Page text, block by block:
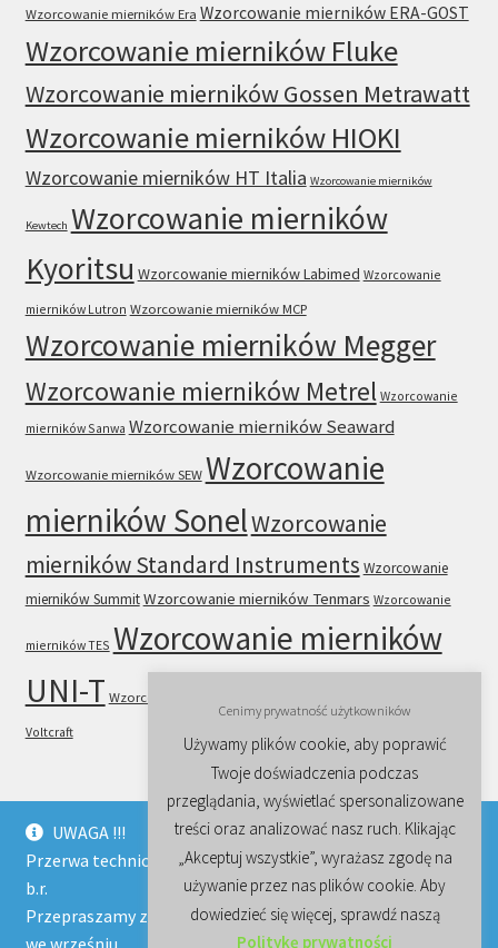
UWAGA !!!
Przerwa techniczna trwa w naszej firmie do końca sierpnia
b.r.
Przepraszamy za niedogodności i zapraszamy ponownie
we wrześniu.
Wzorcowanie mierników Era Wzorcowanie mierników ERA-GOST
Wzorcowanie mierników Fluke
Wzorcowanie mierników Gossen Metrawatt
Wzorcowanie mierników HIOKI
Wzorcowanie mierników HT Italia Wzorcowanie mierników
Kewtech Wzorcowanie mierników
Kyoritsu Wzorcowanie mierników Labimed Wzorcowanie
mierników Lutron Wzorcowanie mierników MCP
Wzorcowanie mierników Megger
Wzorcowanie mierników Metrel Wzorcowanie
mierników Sanwa Wzorcowanie mierników Seaward
Wzorcowanie mierników SEW Wzorcowanie
mierników SonelWzorcowanie
mierników Standard Instruments Wzorcowanie
mierników SummitWzorcowanie mierników Tenmars Wzorcowanie
mierników TES Wzorcowanie mierników
UNI-T Wzorcowanie mierników VICTOR
Voltcraft
© Wzorcowanie, sprzedaż mierników instalacji i sprzętu
elektrycznego, multimetrów, mierników cęgowych 2026
Regulamin i polityka prywatności
Stworzone z
Cenimy prywatność użytkowników
Używamy plików cookie, aby poprawić
Twoje doświadczenia podczas
przeglądania, wyświetlać spersonalizowane
treści oraz analizować nasz ruch. Klikając
„Akceptuj wszystkie”, wyrażasz zgodę na
używanie przez nas plików cookie. Aby
dowiedzieć się więcej, sprawdź naszą
Politykę prywatności